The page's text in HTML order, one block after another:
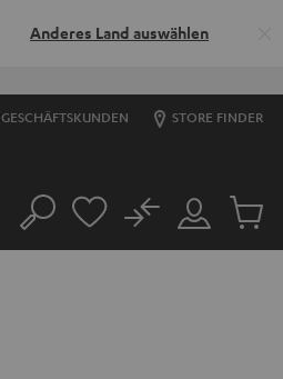
Anderes Land auswählen
GESCHÄFTSKUNDEN STORE FINDER
Suche
Mein
Konto
No
Artikel